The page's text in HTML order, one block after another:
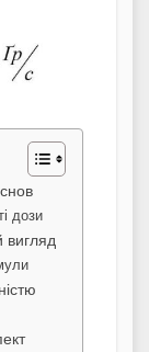
дози
вигляд